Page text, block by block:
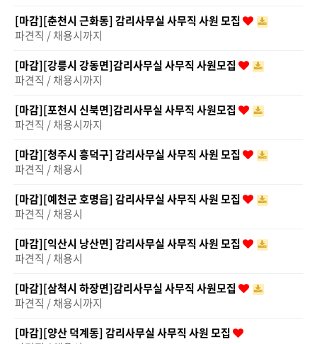
[마감][춘천시 근화동] 감리사무실 사무직 사원 모집
파견직 / 채용시까지
[마감][강릉시 강동면]감리사무실 사무직 사원모집
파견직 / 채용시까지
[마감][포천시 신북면]감리사무실 사무직 사원모집
파견직 / 채용시까지
[마감][청주시 흥덕구] 감리사무실 사무직 사원 모집
파견직 / 채용시
[마감][예천군 호명읍] 감리사무실 사무직 사원 모집
파견직 / 채용시
[마감][익산시 낭산면] 감리사무실 사무직 사원 모집
파견직 / 채용시
[마감][삼척시 하장면]감리사무실 사무직 사원모집
파견직 / 채용시까지
[마감][양산 덕계동] 감리사무실 사무직 사원 모집